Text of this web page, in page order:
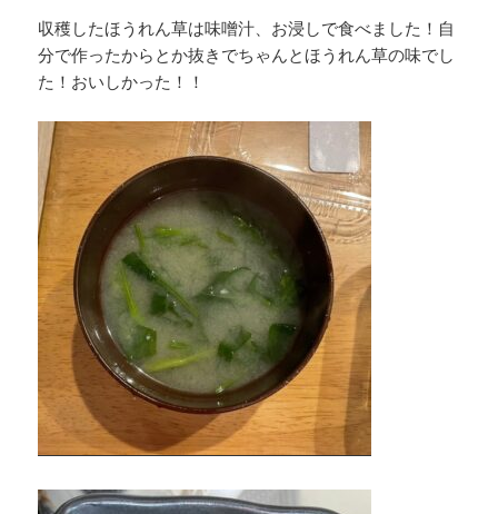
収穫したほうれん草は味噌汁、お浸しで食べました！自
分で作ったからとか抜きでちゃんとほうれん草の味でし
た！おいしかった！！